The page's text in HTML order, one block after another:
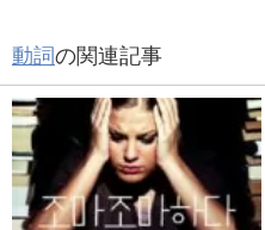
動詞の関連記事